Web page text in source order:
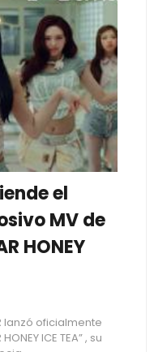
el
MV de
HONEY
lanzó oficialmente
ICE TEA” , su